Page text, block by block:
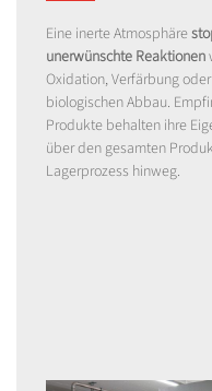
Eine inerte Atmosphäre
unerwünschte Reaktionen
Oxidation, Verfärbung oder
biologischen Abbau.
Produkte behalten ihre
über den gesamten
Lagerprozess hinweg.